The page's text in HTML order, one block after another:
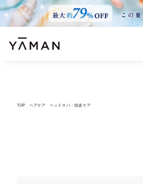
TOP ヘアケア ヘッドスパ・頭皮ケア